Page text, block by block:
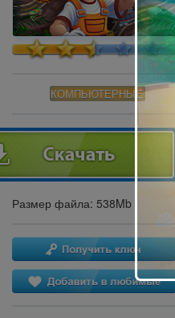
КОМПЬЮТЕРНЫЕ
Размер файла: 538Mb